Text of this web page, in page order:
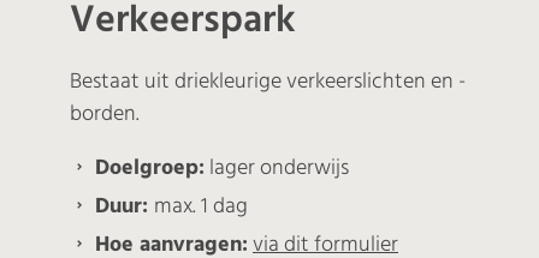
Verkeerspark
Bestaat uit driekleurige verkeerslichten en -
borden.
Doelgroep: lager onderwijs
Duur: max. 1 dag
Hoe aanvragen: via dit formulier